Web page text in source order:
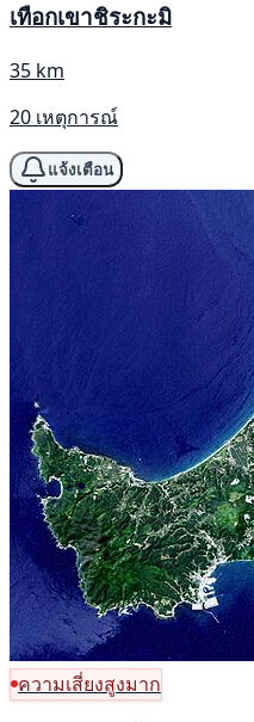
เทือกเขาชิระกะมิ
35 km
20 เหตุการณ์
แจ้งเตือน
ความเสี่ยงสูงมาก